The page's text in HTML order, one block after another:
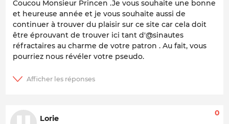
Coucou Monsieur Princen .Je vous souhaite une bonne
et heureuse année et je vous souhaite aussi de
continuer à trouver du plaisir sur ce site car cela doit
être éprouvant de trouver ici tant d'@sinautes
réfractaires au charme de votre patron . Au fait, vous
pourriez nous révéler votre pseudo.
Lorie
0